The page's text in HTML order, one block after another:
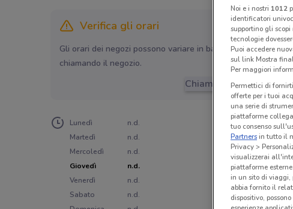
Verifica gli orari
Gli orari dei negozi possono variare in base agli ultimi
chiamando il negozio.
Chiama il negozio
Lunedì
n.d.
Martedì
n.d.
Mercoledì
n.d.
Giovedì
n.d.
Venerdì
n.d.
Sabato
n.d.
Noi e i nostri 1012
identificatori
supportino gli
tecnologie
Puoi accedere
sul link Mostra
Per maggiori
Permettici di
offerte per i tuoi
una serie di
piattaforme
tuo consenso
Partnersin tutto il
Privacy >
visualizzerai
piattaforme
in un sito di viaggi,
abbia fornito il
dispositivo,